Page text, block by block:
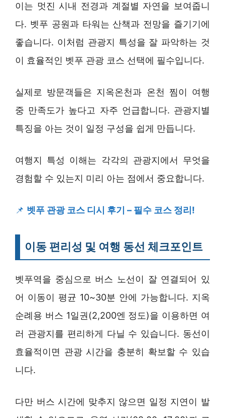
이는 멋진 시내 전경과 계절별 자연을 보여줍니
다. 벳푸 공원과 타워는 산책과 전망을 즐기기에
좋습니다. 이처럼 관광지 특성을 잘 파악하는 것
이 효율적인 벳푸 관광 코스 선택에 필수입니다.
실제로 방문객들은 지옥온천과 온천 찜이 여행
중 만족도가 높다고 자주 언급합니다. 관광지별
특징을 아는 것이 일정 구성을 쉽게 만듭니다.
여행지 특성 이해는 각각의 관광지에서 무엇을
경험할 수 있는지 미리 아는 점에서 중요합니다.
📌 벳푸 관광 코스 디시 후기 – 필수 코스 정리!
이동 편리성 및 여행 동선 체크포인트
벳푸역을 중심으로 버스 노선이 잘 연결되어 있
어 이동이 평균 10~30분 안에 가능합니다. 지옥
순례용 버스 1일권(2,200엔 정도)을 이용하면 여
러 관광지를 편리하게 다닐 수 있습니다. 동선이
효율적이면 관광 시간을 충분히 확보할 수 있습
니다.
다만 버스 시간에 맞추지 않으면 일정 지연이 발